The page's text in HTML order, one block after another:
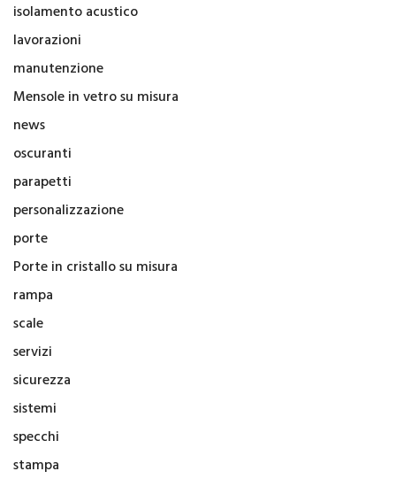
isolamento acustico
lavorazioni
manutenzione
Mensole in vetro su misura
news
oscuranti
parapetti
personalizzazione
porte
Porte in cristallo su misura
rampa
scale
servizi
sicurezza
sistemi
specchi
stampa